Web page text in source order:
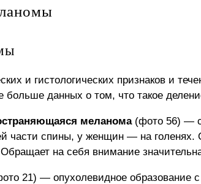
и гистологических признаков и
больше данных о том, что такое
меланома(фото 56) —
части спины, у женщин — на
на себя внимание
21) — опухолевидное образование